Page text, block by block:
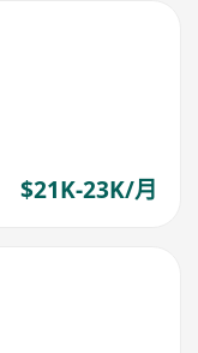
$21K-23K/月